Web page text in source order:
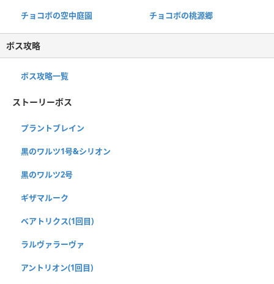
チョコボの空中庭園 チョコボの桃源郷
ボス攻略
ボス攻略一覧
ストーリーボス
プラントブレイン
黒のワルツ1号&シリオン
黒のワルツ2号
ギザマルーク
ベアトリクス(1回目)
ラルヴァラーヴァ
アントリオン(1回目)